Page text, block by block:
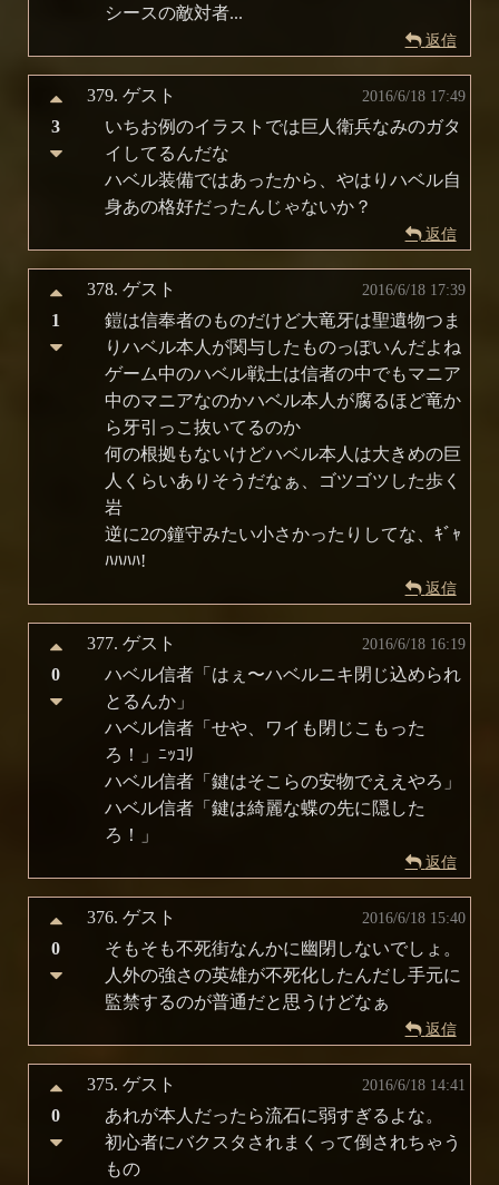
シースの敵対者...
返信
379. ゲスト 2016/6/18 17:49
いちお例のイラストでは巨人衛兵なみのガタ
イしてるんだな
ハベル装備ではあったから、やはりハベル自
身あの格好だったんじゃないか？
3
返信
378. ゲスト 2016/6/18 17:39
鎧は信奉者のものだけど大竜牙は聖遺物つま
りハベル本人が関与したものっぽいんだよね
ゲーム中のハベル戦士は信者の中でもマニア
中のマニアなのかハベル本人が腐るほど竜か
ら牙引っこ抜いてるのか
何の根拠もないけどハベル本人は大きめの巨
人くらいありそうだなぁ、ゴツゴツした歩く
岩
逆に2の鐘守みたい小さかったりしてな、ｷﾞｬ
ﾊﾊﾊﾊ!
1
返信
377. ゲスト 2016/6/18 16:19
ハベル信者「はぇ〜ハベルニキ閉じ込められ
とるんか」
ハベル信者「せや、ワイも閉じこもった
ろ！」ﾆｯｺﾘ
ハベル信者「鍵はそこらの安物でええやろ」
ハベル信者「鍵は綺麗な蝶の先に隠した
ろ！」
0
返信
376. ゲスト 2016/6/18 15:40
そもそも不死街なんかに幽閉しないでしょ。
人外の強さの英雄が不死化したんだし手元に
監禁するのが普通だと思うけどなぁ
0
返信
375. ゲスト 2016/6/18 14:41
あれが本人だったら流石に弱すぎるよな。
初心者にバクスタされまくって倒されちゃう
もの
0